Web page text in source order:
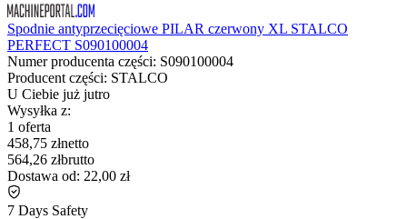
Spodnie antyprzecięciowe PILAR czerwony XL STALCO
PERFECT S090100004
Numer producenta części: S090100004
Producent części: STALCO
U Ciebie już jutro
Wysyłka z:
1 oferta
458,75 złnetto
564,26 złbrutto
Dostawa od: 22,00 zł
7 Days Safety